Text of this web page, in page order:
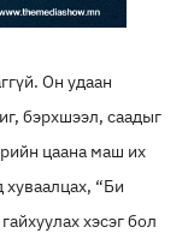
Он удаан
бэрхшээл, саадыг
цаана маш их
“Би
хэсэг бол